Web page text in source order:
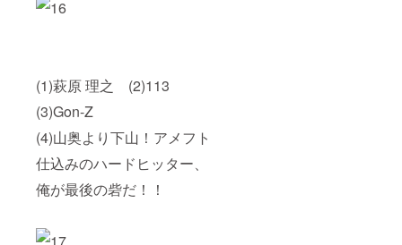
(1)萩原 理之 (2)113
(3)Gon-Z
(4)山奥より下山！アメフト
仕込みのハードヒッター、
俺が最後の砦だ！！